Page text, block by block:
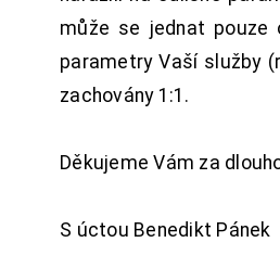
může se jednat pouze
parametry Vaší služby
zachovány 1:1.
Děkujeme Vám za
S úctou Benedikt Pánek